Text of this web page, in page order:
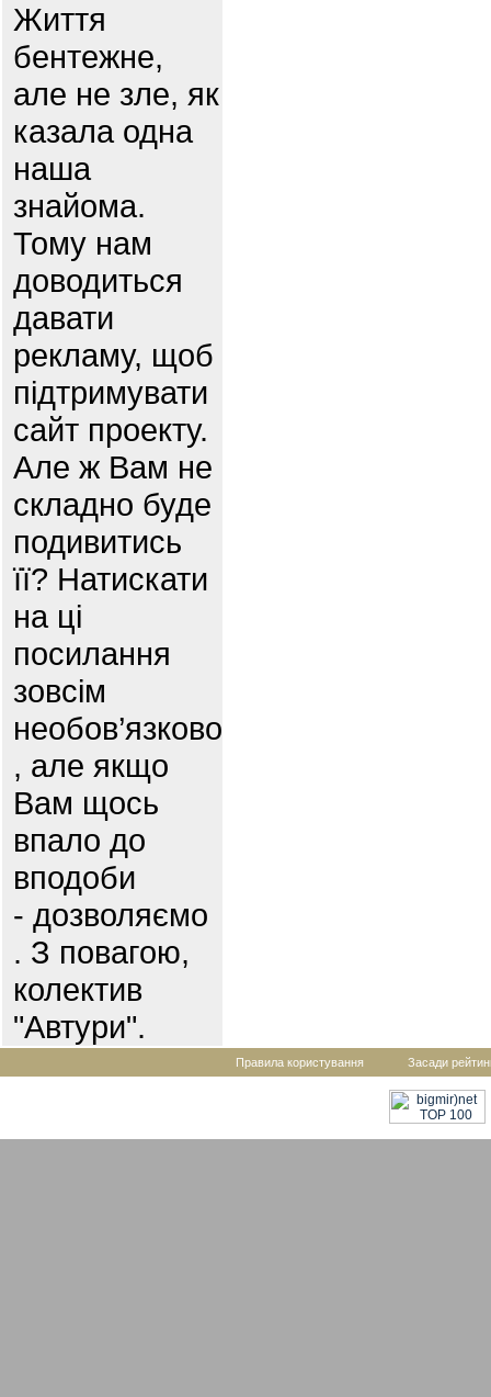
Життя
бентежне,
але не зле, як
казала одна
наша
знайома.
Тому нам
доводиться
давати
рекламу, щоб
підтримувати
сайт проекту.
Але ж Вам не
складно буде
подивитись
її? Натискати
на ці
посилання
зовсім
необов’язково
, але якщо
Вам щось
впало до
вподоби
- дозволяємо
. З повагою,
колектив
"Автури".
Правила користування Засади